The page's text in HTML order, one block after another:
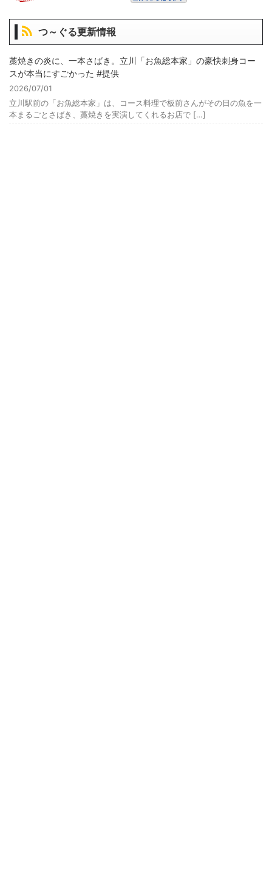
つ～ぐる更新情報
藁焼きの炎に、一本さばき。立川「お魚総本家」の豪快刺身コー
スが本当にすごかった #提供
2026/07/01
立川駅前の「お魚総本家」は、コース料理で板前さんがその日の魚を一
本まるごとさばき、藁焼きを実演してくれるお店で […]